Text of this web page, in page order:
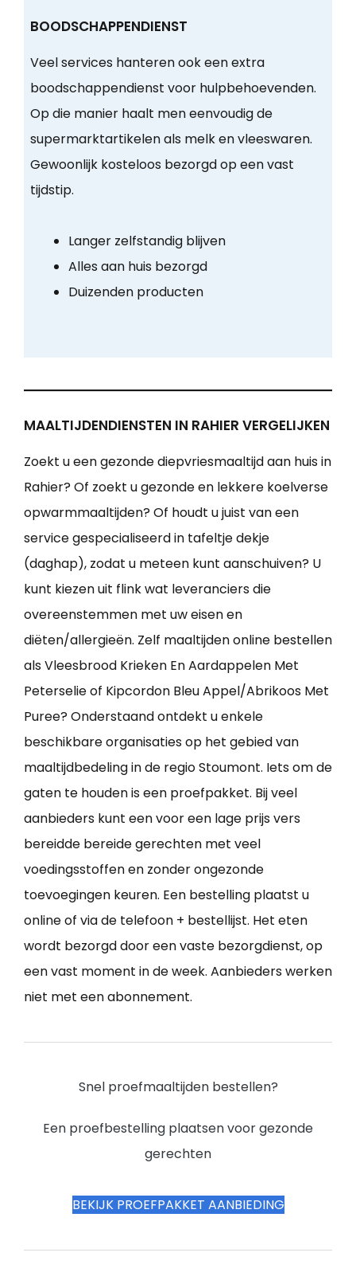
BOODSCHAPPENDIENST
Veel services hanteren ook een extra
boodschappendienst voor hulpbehoevenden.
Op die manier haalt men eenvoudig de
supermarktartikelen als melk en vleeswaren.
Gewoonlijk kosteloos bezorgd op een vast
tijdstip.
Langer zelfstandig blijven
Alles aan huis bezorgd
Duizenden producten
MAALTIJDENDIENSTEN IN RAHIER VERGELIJKEN
Zoekt u een gezonde diepvriesmaaltijd aan huis in
Rahier? Of zoekt u gezonde en lekkere koelverse
opwarmmaaltijden? Of houdt u juist van een
service gespecialiseerd in tafeltje dekje
(daghap), zodat u meteen kunt aanschuiven? U
kunt kiezen uit flink wat leveranciers die
overeenstemmen met uw eisen en
diëten/allergieën. Zelf maaltijden online bestellen
als Vleesbrood Krieken En Aardappelen Met
Peterselie of Kipcordon Bleu Appel/Abrikoos Met
Puree? Onderstaand ontdekt u enkele
beschikbare organisaties op het gebied van
maaltijdbedeling in de regio Stoumont. Iets om de
gaten te houden is een proefpakket. Bij veel
aanbieders kunt een voor een lage prijs vers
bereidde bereide gerechten met veel
voedingsstoffen en zonder ongezonde
toevoegingen keuren. Een bestelling plaatst u
online of via de telefoon + bestellijst. Het eten
wordt bezorgd door een vaste bezorgdienst, op
een vast moment in de week. Aanbieders werken
niet met een abonnement.
Snel proefmaaltijden bestellen?
Een proefbestelling plaatsen voor gezonde
gerechten
BEKIJK PROEFPAKKET AANBIEDING